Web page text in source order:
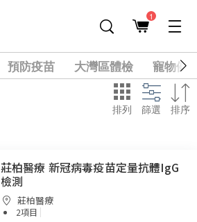
1
預防疫苗 大灣區體檢
寵物健
排列 篩選 排序
莊柏醫療 新冠病毒疫苗定量抗體IgG
檢測
莊柏醫療
2項目 |